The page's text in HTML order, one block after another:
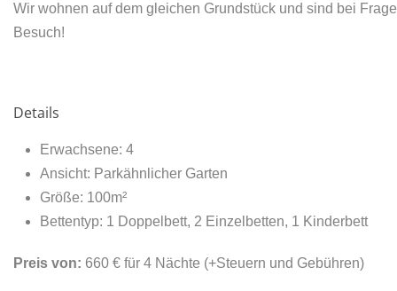
Wir wohnen auf dem gleichen Grundstück und sind bei
Besuch!
Details
Erwachsene: 4
Ansicht: Parkähnlicher Garten
Größe: 100m²
Bettentyp: 1 Doppelbett, 2 Einzelbetten, 1 Kinderbett
Preis von: 660 € für 4 Nächte (+Steuern und Gebühren)